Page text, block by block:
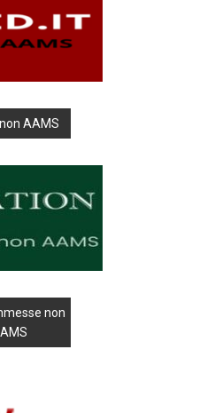
AAMS
non